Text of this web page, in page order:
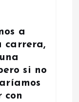
a
carrera,
si no
con